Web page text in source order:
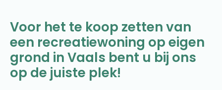
Voor het te koop zetten van
een recreatiewoning op eigen
grond in Vaals bent u bij ons
op de juiste plek!